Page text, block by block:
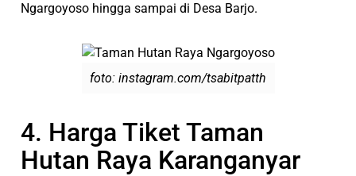
Ngargoyoso hingga sampai di Desa Barjo.
foto: instagram.com/tsabitpatth
4. Harga Tiket Taman
Hutan Raya Karanganyar